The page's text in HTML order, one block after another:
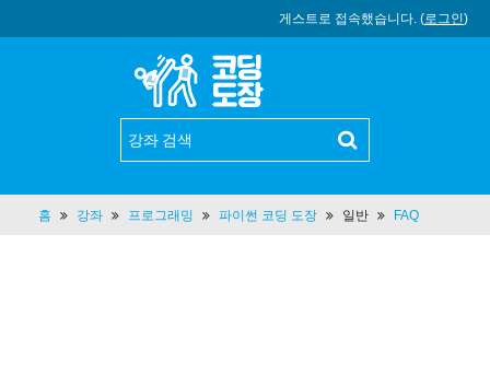
게스트로 접속했습니다. (로그인)
홈 강좌 프로그래밍 파이썬 코딩 도장 일반 FAQ